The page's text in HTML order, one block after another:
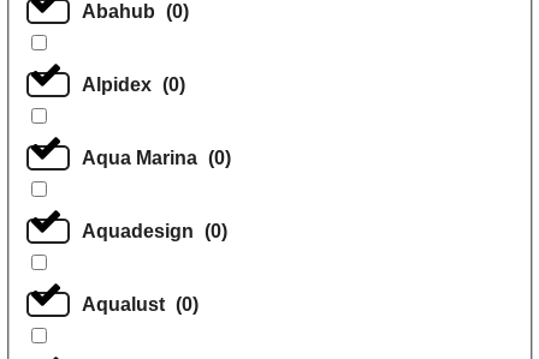
Abahub (0)
Alpidex (0)
Aqua Marina (0)
Aquadesign (0)
Aqualust (0)